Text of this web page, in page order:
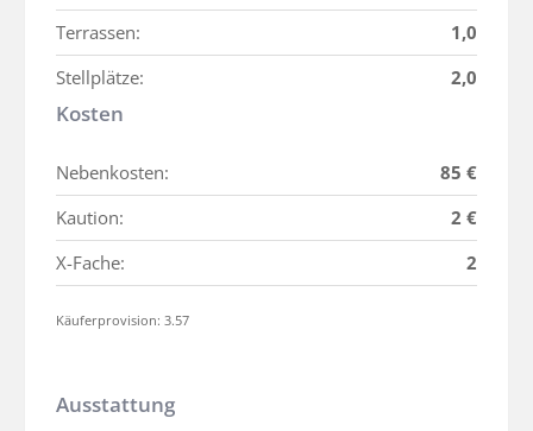
Terrassen:
1,0
Stellplätze:
2,0
Kosten
Nebenkosten:
85 €
Kaution:
2 €
X-Fache:
2
Käuferprovision: 3.57
Ausstattung